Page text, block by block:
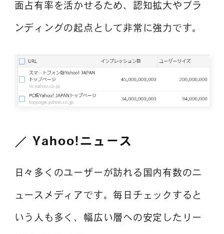
面占有率を活かせるため、認知拡大やブラ
ンディングの起点として非常に強力です。
Yahoo!ニュース
日々多くのユーザーが訪れる国内有数のニ
ュースメディアです。毎日チェックすると
いう人も多く、幅広い層への安定したリー